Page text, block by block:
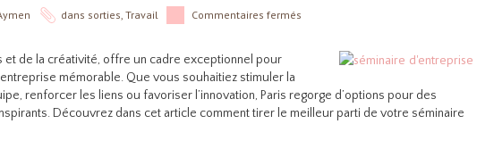
dans sorties, Travail Commentaires fermés
et de la créativité, offre un cadre exceptionnel pour
mémorable. Que vous souhaitiez stimuler la
renforcer les liens ou favoriser l’innovation, Paris regorge d’options pour des
Découvrez dans cet article comment tirer le meilleur parti de votre séminaire